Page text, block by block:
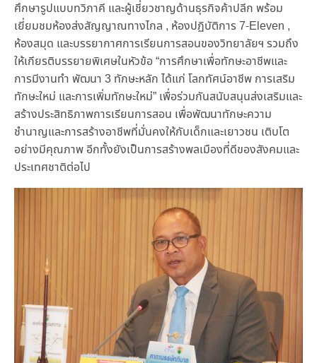
ศึกษารูปแบบทวิภาคี และผู้เชี่ยวชาญด้านธุรกิจค้าปลีก พร้อม
เยี่ยมชมห้องส่งสัญญาณทางไกล , ห้องปฏิบัติการ 7-Eleven ,
ห้องสมุด และบรรยากาศการเรียนการสอนของวิทยาลัยฯ รวมถึง
ให้เกียรติบรรยายพิเศษในหัวข้อ “การศึกษาเพื่อทักษะอาชีพและ
การมีงานทำ พัฒนา 3 ทักษะหลัก ได้แก่ โลกทัศน์อาชีพ การเสริม
ทักษะใหม่ และการเพิ่มทักษะใหม่” เพื่อร่วมกันสนับสนุนส่งเสริมและ
สร้างประสิทธิภาพการเรียนการสอน เพื่อพัฒนาทักษะความ
ชำนาญและการสร้างอาชีพที่มั่นคงให้กับเด็กและเยาวชน เติบโต
อย่างมีคุณภาพ อีกทั้งยังเป็นการสร้างพลเมืองที่ดีของสังคมและ
ประเทศชาติต่อไป